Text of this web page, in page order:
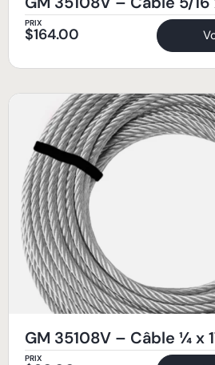
PRIX
$164.00
GM 35108V – Câble ¼ x
PRIX